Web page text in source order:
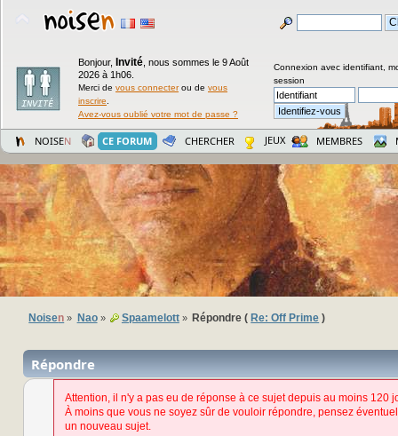
Bonjour, Invité nous sommes le 9 Août
2026 à 1h06.
Merci de vous connecterou de vous
inscrire
Avez-vous oublié votre mot de passe ?
Connexion avec identifiant,
session
NOISEN CE FORUM CHERCHER JEUX MEMBRES
Noisen » Nao» Spaamelott» Répondre ( Re: Off Prime )
Répondre
Attention, il n'y a pas eu de réponse à ce sujet depuis au moins 120
À moins que vous ne soyez sûr de vouloir répondre, pensez
un nouveau sujet.